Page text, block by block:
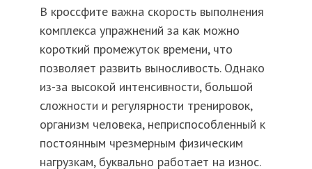
В кроссфите важна скорость выполнения
комплекса упражнений за как можно
короткий промежуток времени, что
позволяет развить выносливость. Однако
из-за высокой интенсивности, большой
сложности и регулярности тренировок,
организм человека, неприспособленный к
постоянным чрезмерным физическим
нагрузкам, буквально работает на износ.